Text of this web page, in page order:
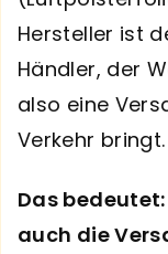
Hersteller ist
Händler, der
also eine
Verkehr bringt.
Das
auch die